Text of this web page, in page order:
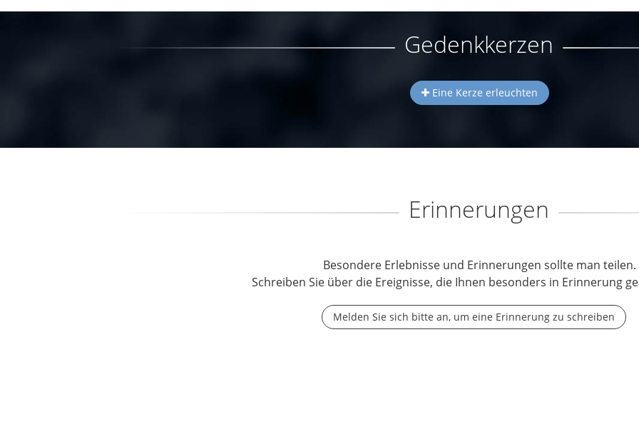
Gedenkkerzen
Eine Kerze erleuchten
Erinnerungen
Besondere Erlebnisse und Erinnerungen sollte man teilen.
Schreiben Sie über die Ereignisse, die Ihnen besonders in Erinnerung
Melden Sie sich bitte an, um eine Erinnerung zu schreiben